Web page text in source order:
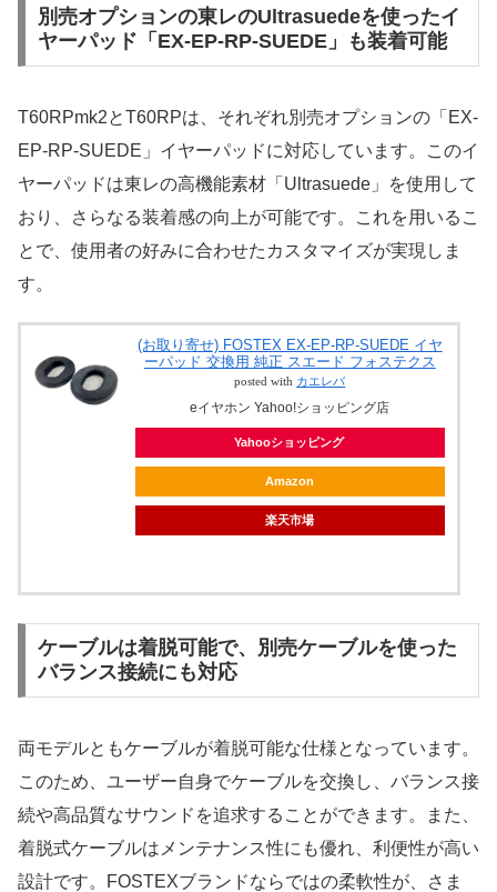
別売オプションの東レのUltrasuedeを使ったイ
ヤーパッド「EX-EP-RP-SUEDE」も装着可能
T60RPmk2とT60RPは、それぞれ別売オプションの「EX-
EP-RP-SUEDE」イヤーパッドに対応しています。このイ
ヤーパッドは東レの高機能素材「Ultrasuede」を使用して
おり、さらなる装着感の向上が可能です。これを用いるこ
とで、使用者の好みに合わせたカスタマイズが実現しま
す。
(お取り寄せ) FOSTEX EX-EP-RP-SUEDE イヤ
ーパッド 交換用 純正 スエード フォステクス
posted with カエレバ
eイヤホン Yahoo!ショッピング店
Yahooショッピング
Amazon
楽天市場
ケーブルは着脱可能で、別売ケーブルを使った
バランス接続にも対応
両モデルともケーブルが着脱可能な仕様となっています。
このため、ユーザー自身でケーブルを交換し、バランス接
続や高品質なサウンドを追求することができます。また、
着脱式ケーブルはメンテナンス性にも優れ、利便性が高い
設計です。FOSTEXブランドならではの柔軟性が、さま